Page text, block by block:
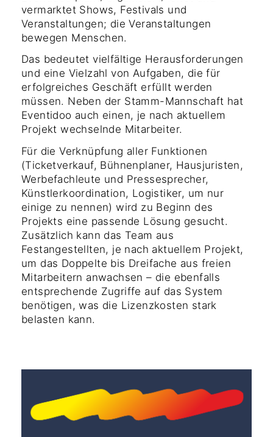
vermarktet Shows, Festivals und
Veranstaltungen; die Veranstaltungen
bewegen Menschen.
Das bedeutet vielfältige Herausforderungen
und eine Vielzahl von Aufgaben, die für
erfolgreiches Geschäft erfüllt werden
müssen. Neben der Stamm-Mannschaft hat
Eventidoo auch einen, je nach aktuellem
Projekt wechselnde Mitarbeiter.
Für die Verknüpfung aller Funktionen
(Ticketverkauf, Bühnenplaner, Hausjuristen,
Werbefachleute und Pressesprecher,
Künstlerkoordination, Logistiker, um nur
einige zu nennen) wird zu Beginn des
Projekts eine passende Lösung gesucht.
Zusätzlich kann das Team aus
Festangestellten, je nach aktuellem Projekt,
um das Doppelte bis Dreifache aus freien
Mitarbeitern anwachsen – die ebenfalls
entsprechende Zugriffe auf das System
benötigen, was die Lizenzkosten stark
belasten kann.